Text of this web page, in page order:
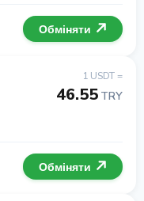
Обміняти
1 USDT =
46.55 TRY
Обміняти